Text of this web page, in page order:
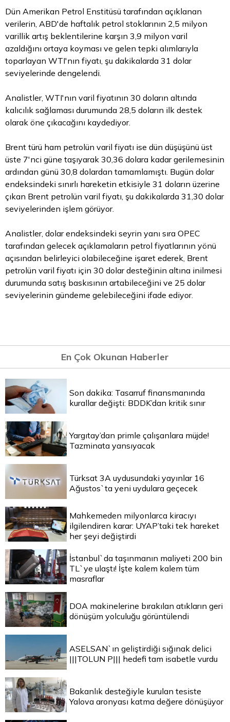
Dün Amerikan Petrol Enstitüsü tarafından açıklanan
verilerin, ABD'de haftalık petrol stoklarının 2,5 milyon
varillik artış beklentilerine karşın 3,9 milyon varil
azaldığını ortaya koyması ve gelen tepki alımlarıyla
toparlayan WTI'nın fiyatı, şu dakikalarda 31 dolar
seviyelerinde dengelendi.
Analistler, WTI'nın varil fiyatının 30 doların altında
kalıcılık sağlaması durumunda 28,5 doların ilk destek
olarak öne çıkacağını kaydediyor.
Brent türü ham petrolün varil fiyatı ise dün düşüşünü üst
üste 7'nci güne taşıyarak 30,36 dolara kadar gerilemesinin
ardından günü 30,8 dolardan tamamlamıştı. Bugün dolar
endeksindeki sınırlı hareketin etkisiyle 31 doların üzerine
çıkan Brent petrolün varil fiyatı, şu dakikalarda 31,30 dolar
seviyelerinden işlem görüyor.
Analistler, dolar endeksindeki seyrin yanı sıra OPEC
tarafından gelecek açıklamaların petrol fiyatlarının yönü
açısından belirleyici olabileceğine işaret ederek, Brent
petrolün varil fiyatı için 30 dolar desteğinin altına inilmesi
durumunda satış baskısının artabileceğini ve 25 dolar
seviyelerinin gündeme gelebileceğini ifade ediyor.
En Çok Okunan Haberler
Son dakika: Tasarruf finansmanında
kurallar değişti: BDDK’dan kritik sınır
Yargıtay’dan primle çalışanlara müjde!
Tazminata yansıyacak
Türksat 3A uydusundaki yayınlar 16
Ağustos`ta yeni uydulara geçecek
Mahkemeden milyonlarca kiracıyı
ilgilendiren karar: UYAP’taki tek hareket
her şeyi değiştirdi
İstanbul`da taşınmanın maliyeti 200 bin
TL`ye ulaştı! İşte kalem kalem tüm
masraflar
DOA makinelerine bırakılan atıkların geri
dönüşüm yolculuğu görüntülendi
ASELSAN`ın geliştirdiği sığınak delici
|||TOLUN P||| hedefi tam isabetle vurdu
Bakanlık desteğiyle kurulan tesiste
Yalova aronyası katma değere dönüşüyor